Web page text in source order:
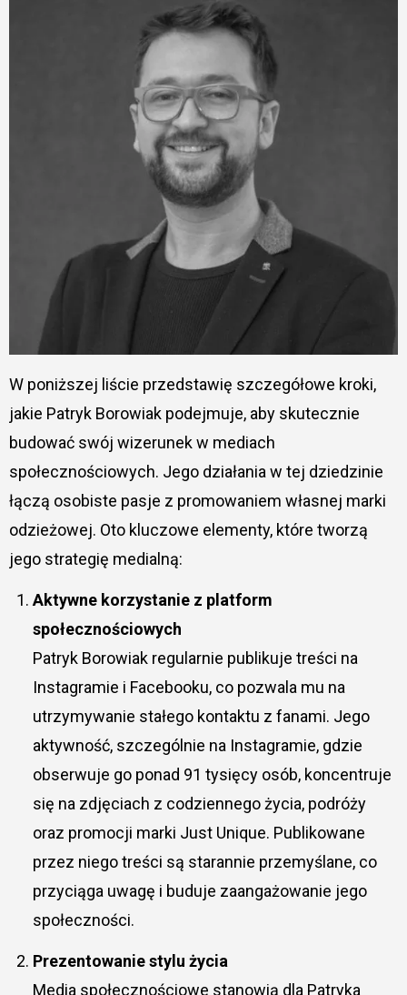
W poniższej liście przedstawię szczegółowe kroki,
jakie Patryk Borowiak podejmuje, aby skutecznie
budować swój wizerunek w mediach
społecznościowych. Jego działania w tej dziedzinie
łączą osobiste pasje z promowaniem własnej marki
odzieżowej. Oto kluczowe elementy, które tworzą
jego strategię medialną:
Aktywne korzystanie z platform
społecznościowych
Patryk Borowiak regularnie publikuje treści na
Instagramie i Facebooku, co pozwala mu na
utrzymywanie stałego kontaktu z fanami. Jego
aktywność, szczególnie na Instagramie, gdzie
obserwuje go ponad 91 tysięcy osób, koncentruje
się na zdjęciach z codziennego życia, podróży
oraz promocji marki Just Unique. Publikowane
przez niego treści są starannie przemyślane, co
przyciąga uwagę i buduje zaangażowanie jego
społeczności.
Prezentowanie stylu życia
Media społecznościowe stanowią dla Patryka